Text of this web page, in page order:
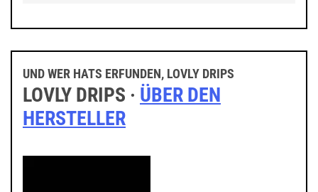
UND WER HATS ERFUNDEN, LOVLY DRIPS
LOVLY DRIPS · ÜBER DEN
HERSTELLER